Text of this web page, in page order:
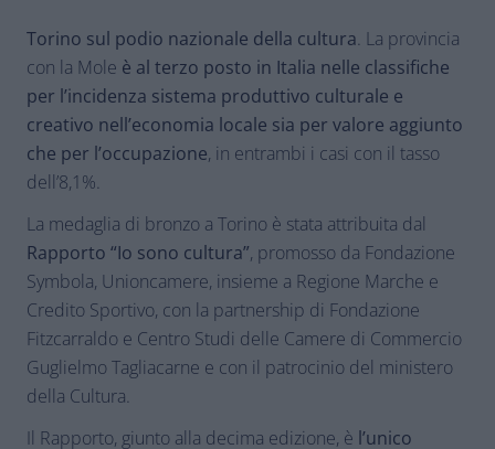
Torino sul podio nazionale della cultura. La provincia
con la Mole è al terzo posto in Italia nelle classifiche
per l’incidenza sistema produttivo culturale e
creativo nell’economia locale sia per valore aggiunto
che per l’occupazione, in entrambi i casi con il tasso
dell’8,1%.
La medaglia di bronzo a Torino è stata attribuita dal
Rapporto “Io sono cultura”, promosso da Fondazione
Symbola, Unioncamere, insieme a Regione Marche e
Credito Sportivo, con la partnership di Fondazione
Fitzcarraldo e Centro Studi delle Camere di Commercio
Guglielmo Tagliacarne e con il patrocinio del ministero
della Cultura.
Il Rapporto, giunto alla decima edizione, è l’unico